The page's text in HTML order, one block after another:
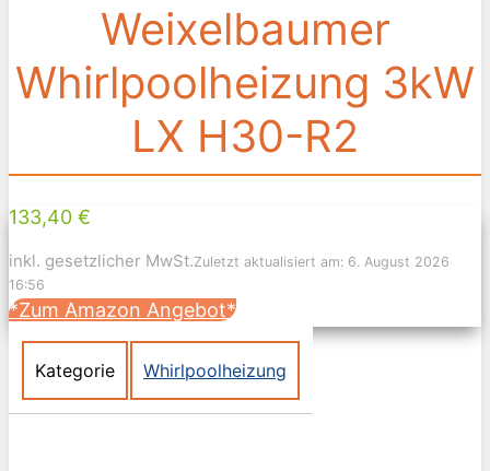
Weixelbaumer
Whirlpoolheizung 3kW
LX H30-R2
133,40 €
inkl. gesetzlicher MwSt.Zuletzt aktualisiert am: 6. August 2026
16:56
*Zum Amazon Angebot*
Kategorie Whirlpoolheizung